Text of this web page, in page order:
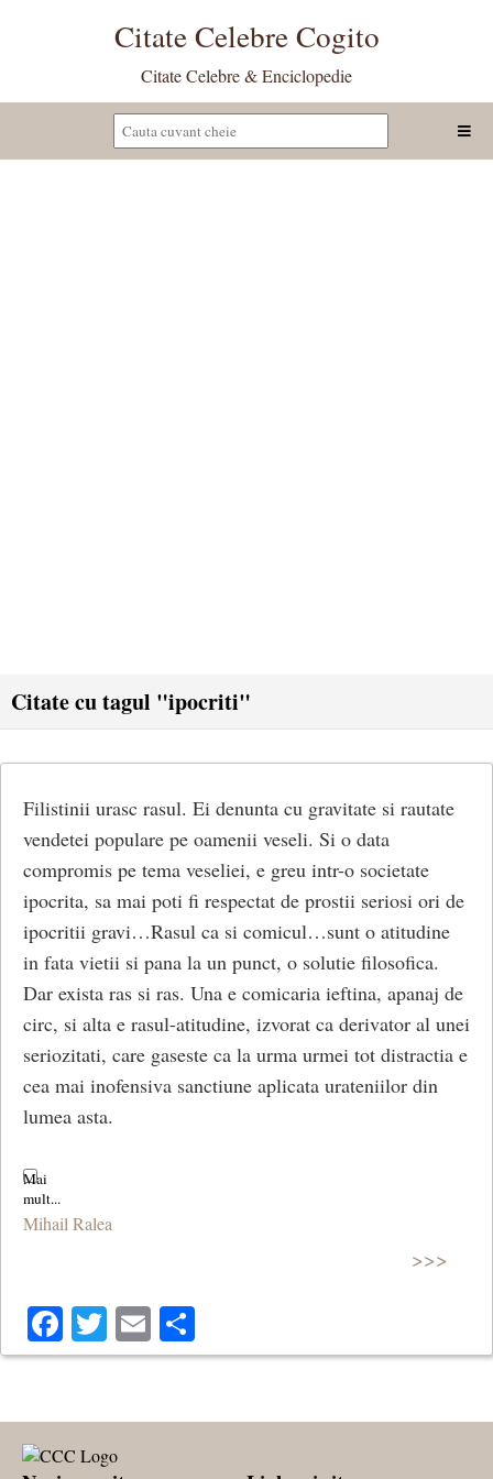
Citate Celebre Cogito
Citate Celebre & Enciclopedie
Citate cu tagul "ipocriti"
Filistinii urasc rasul. Ei denunta cu gravitate si rautate
vendetei populare pe oamenii veseli. Si o data
compromis pe tema veseliei, e greu intr-o societate
ipocrita, sa mai poti fi respectat de prostii seriosi ori de
ipocritii gravi…Rasul ca si comicul…sunt o atitudine
in fata vietii si pana la un punct, o solutie filosofica.
Dar exista ras si ras. Una e comicaria ieftina, apanaj de
circ, si alta e rasul-atitudine, izvorat ca derivator al unei
seriozitati, care gaseste ca la urma urmei tot distractia e
cea mai inofensiva sanctiune aplicata urateniilor din
lumea asta.
Mihail Ralea
>>>
Facebook
Twitter
Email